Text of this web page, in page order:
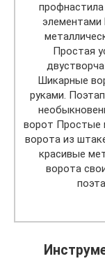
Простая
Шикарные
руками.
ворот Простые
ворота из
красивые
ворота